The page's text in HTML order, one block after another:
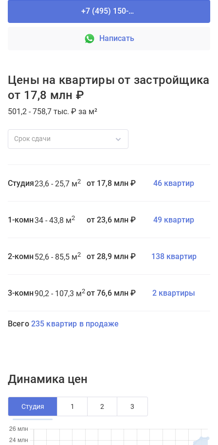
+7 (495) 150-90-61
Написать
Цены на квартиры от застройщика
от 17,8 млн ₽
501,2 - 758,7 тыс. ₽ за м²
Срок сдачи
Студия23,6 - 25,7 м2 от 17,8 млн ₽ 46 квартир
1-комн34 - 43,8 м2 от 23,6 млн ₽ 49 квартир
2-комн52,6 - 85,5 м2 от 28,9 млн ₽ 138 квартир
3-комн90,2 - 107,3 м2 от 76,6 млн ₽ 2 квартиры
Всего 235 квартир в продаже
Динамика цен
Студия 1 2 3